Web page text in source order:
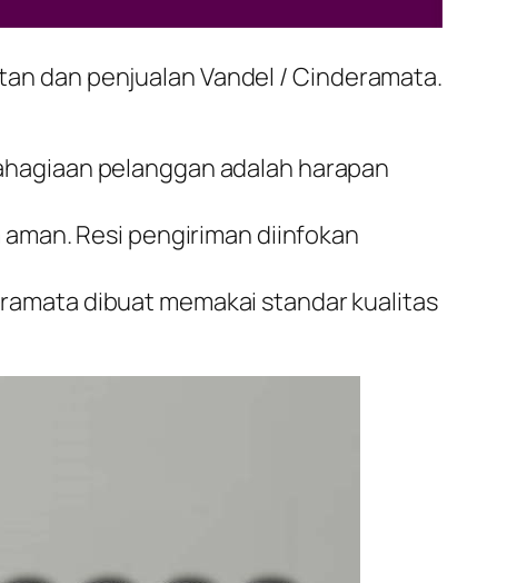
dan penjualan Vandel / Cinderamata.
pelanggan adalah harapan
Resi pengiriman diinfokan
dibuat memakai standar kualitas